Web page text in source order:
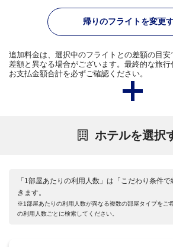
帰りのフライトを変更
追加料金は、選択中のフライトとの差額の目
差額と異なる場合がございます。最終的な旅
お支払金額合計を必ずご確認ください。
ホテルを選択
「1部屋あたりの利用人数」は「こだわり条件
きます。
※1部屋あたりの利用人数が異なる複数の部屋タイプをご
の利用人数ごとに検索してください。